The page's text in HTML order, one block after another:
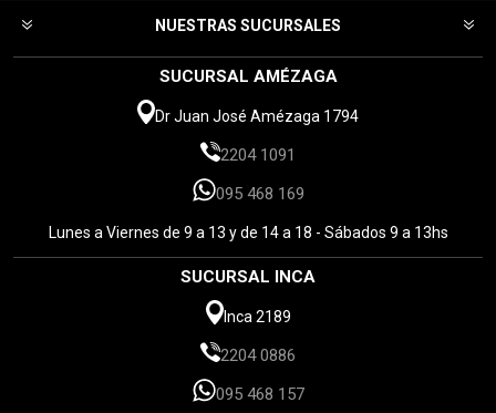
NUESTRAS SUCURSALES
SUCURSAL AMÉZAGA
Dr Juan José Amézaga 1794
2204 1091
095 468 169
Lunes a Viernes de 9 a 13 y de 14 a 18 - Sábados 9 a 13hs
SUCURSAL INCA
Inca 2189
2204 0886
095 468 157